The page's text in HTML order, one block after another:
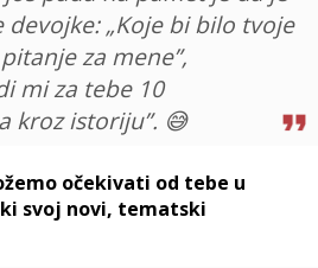
„Koje bi bilo tvoje
za mene”,
mi za tebe 10
kroz istoriju”. 😅
očekivati od tebe u
svoj novi, tematski